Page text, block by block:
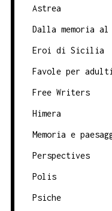
Astrea
Dalla memoria
Eroi di Sicilia
Favole per adulti
Free Writers
Himera
Memoria e
Perspectives
Polis
Psiche